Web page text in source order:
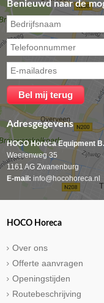
Benieuwd naar de
Adresgegevens
HOCO Horeca Equipment
Weerenweg 35
1161 AG Zwanenburg
E-mail: info@hocohoreca.nl
HOCO Horeca
Over ons
Offerte aanvragen
Openingstijden
Routebeschrijving